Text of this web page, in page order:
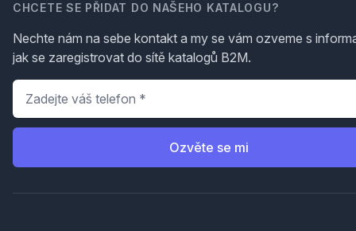
CHCETE SE PŘIDAT DO NAŠEHO KATALOGU?
Nechte nám na sebe kontakt a my se vám ozveme s
jak se zaregistrovat do sítě katalogů B2M.
Telefon
Ozvěte se mi